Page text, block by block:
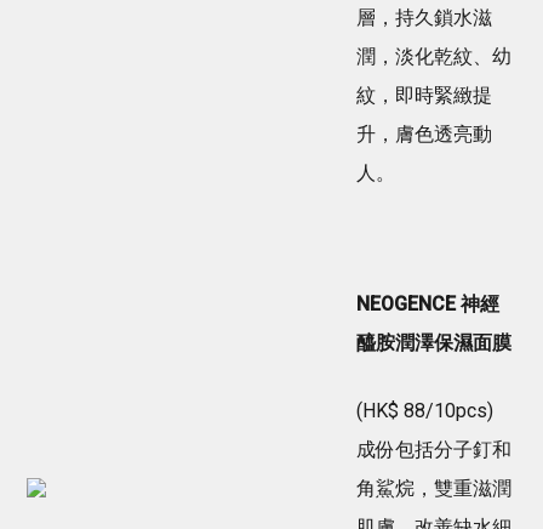
層，持久鎖水滋
潤，淡化乾紋、幼
紋，即時緊緻提
升，膚色透亮動
人。
NEOGENCE 神經
醯胺潤澤保濕面膜
(HK$ 88/10pcs)
成份包括分子釘和
角鯊烷，雙重滋潤